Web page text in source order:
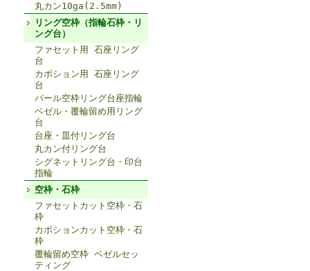
丸カン10ga(2.5mm)
リング空枠（指輪石枠・リ
ング台）
ファセット用 石座リング
台
カボション用 石座リング
台
パール空枠リング台座指輪
ベゼル・覆輪留め用リング
台
台座・皿付リング台
丸カン付リング台
シグネットリング台・印台
指輪
空枠・石枠
ファセットカット空枠・石
枠
カボションカット空枠・石
枠
覆輪留め空枠 ベゼルセッ
ティング